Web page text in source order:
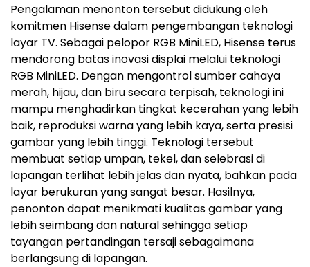
Pengalaman menonton tersebut didukung oleh
komitmen Hisense dalam pengembangan teknologi
layar TV. Sebagai pelopor RGB MiniLED, Hisense terus
mendorong batas inovasi displai melalui teknologi
RGB MiniLED. Dengan mengontrol sumber cahaya
merah, hijau, dan biru secara terpisah, teknologi ini
mampu menghadirkan tingkat kecerahan yang lebih
baik, reproduksi warna yang lebih kaya, serta presisi
gambar yang lebih tinggi. Teknologi tersebut
membuat setiap umpan, tekel, dan selebrasi di
lapangan terlihat lebih jelas dan nyata, bahkan pada
layar berukuran yang sangat besar. Hasilnya,
penonton dapat menikmati kualitas gambar yang
lebih seimbang dan natural sehingga setiap
tayangan pertandingan tersaji sebagaimana
berlangsung di lapangan.